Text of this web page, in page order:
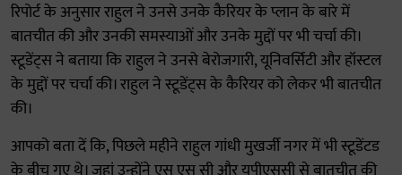
रिपोर्ट के अनुसार राहुल ने उनसे उनके कैरियर के प्लान के बारे में
बातचीत की और उनकी समस्याओं और उनके मुद्दों पर भी चर्चा की।
स्टूडेंट्स ने बताया कि राहुल ने उनसे बेरोजगारी, यूनिवर्सिटी और हॉस्टल
के मुद्दों पर चर्चा की। राहुल ने स्टूडेंट्स के कैरियर को लेकर भी बातचीत
की।
आपको बता दें कि, पिछले महीने राहुल गांधी मुखर्जी नगर में भी स्टूडेंटड